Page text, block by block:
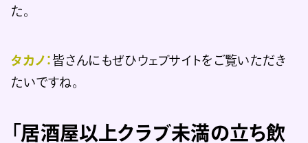
た。
タカノ： 皆さんにもぜひウェブサイトをご覧いただき
たいですね。
「居酒屋以上クラブ未満の立ち飲